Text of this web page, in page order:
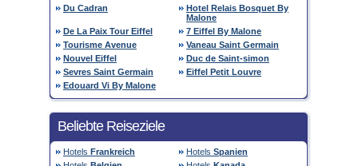
Du Cadran
Hotel Relais Bosquet By
Malone
De La Paix Tour Eiffel
7 Eiffel By Malone
Tourisme Avenue
Vaneau Saint Germain
Nouvel Eiffel
Duc de Saint-simon
Sevres Saint Germain
Eiffel Petit Louvre
Edouard Vi By Malone
Beliebte Reiseziele
Hotels Frankreich Hotels Spanien